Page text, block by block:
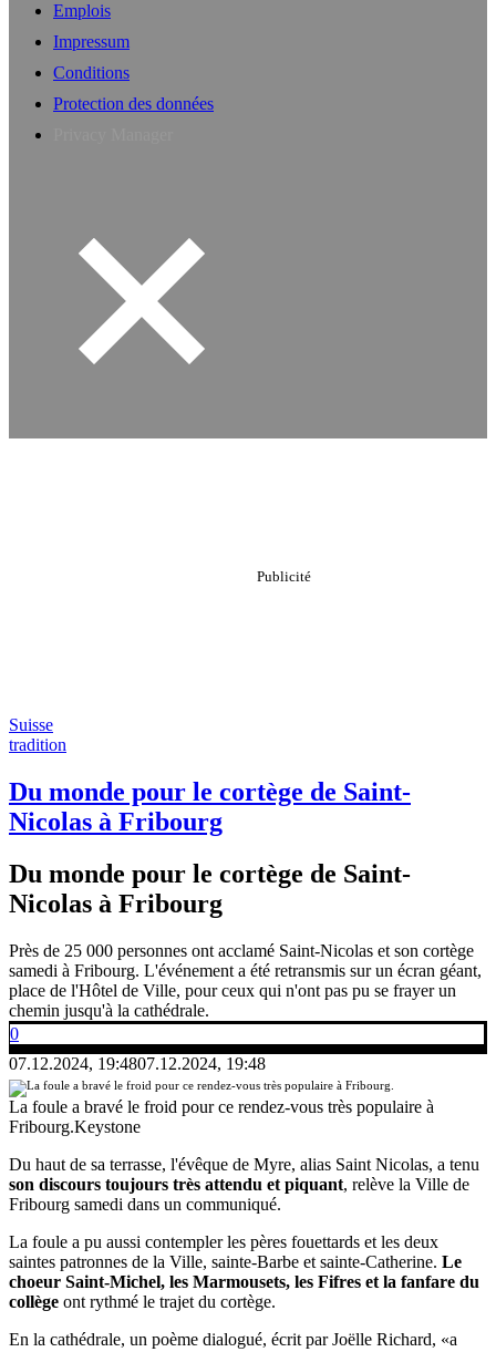
Emplois
Impressum
Conditions
Protection des données
Suisse
tradition
Du monde pour le cortège de Saint-
Nicolas à Fribourg
Du monde pour le cortège de Saint-
Nicolas à Fribourg
Près de 25 000 personnes ont acclamé Saint-Nicolas et son cortège
samedi à Fribourg. L'événement a été retransmis sur un écran géant,
place de l'Hôtel de Ville, pour ceux qui n'ont pas pu se frayer un
chemin jusqu'à la cathédrale.
0
07.12.2024, 19:4807.12.2024, 19:48
La foule a bravé le froid pour ce rendez-vous très populaire à
Fribourg.Keystone
Du haut de sa terrasse, l'évêque de Myre, alias Saint Nicolas, a tenu
son discours toujours très attendu et piquant, relève la Ville de
Fribourg samedi dans un communiqué.
La foule a pu aussi contempler les pères fouettards et les deux
saintes patronnes de la Ville, sainte-Barbe et sainte-Catherine. Le
choeur Saint-Michel, les Marmousets, les Fifres et la fanfare du
collège ont rythmé le trajet du cortège.
En la cathédrale, un poème dialogué, écrit par Joëlle Richard, «a